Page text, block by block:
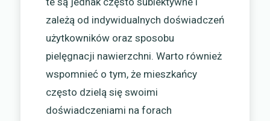
zależą od indywidualnych doświadczeń
użytkowników oraz sposobu
pielęgnacji nawierzchni. Warto również
wspomnieć o tym, że mieszkańcy
często dzielą się swoimi
doświadczeniami na forach